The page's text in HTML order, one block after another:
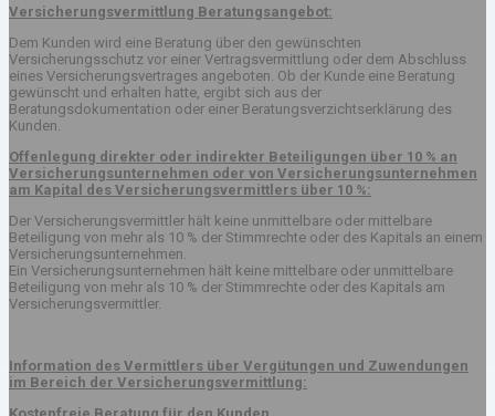
Versicherungsvermittlung Beratungsangebot:
Dem Kunden wird eine Beratung über den gewünschten
Versicherungsschutz vor einer Vertragsvermittlung oder dem Abschluss
eines Versicherungsvertrages angeboten. Ob der Kunde eine Beratung
gewünscht und erhalten hatte, ergibt sich aus der
Beratungsdokumentation oder einer Beratungsverzichtserklärung des
Kunden.
Offenlegung direkter oder indirekter Beteiligungen über 10 % an
Versicherungsunternehmen oder von Versicherungsunternehmen
am Kapital des Versicherungsvermittlers über 10 %:
Der Versicherungsvermittler hält keine unmittelbare oder mittelbare
Beteiligung von mehr als 10 % der Stimmrechte oder des Kapitals an einem
Versicherungsunternehmen.
Ein Versicherungsunternehmen hält keine mittelbare oder unmittelbare
Beteiligung von mehr als 10 % der Stimmrechte oder des Kapitals am
Versicherungsvermittler.
Information des Vermittlers über Vergütungen und Zuwendungen
im Bereich der Versicherungsvermittlung: